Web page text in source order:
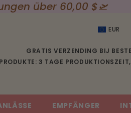
- Rabattcode
EUR
EUR
CHF
GRATIS VERZENDING BIJ
3 TAGE
EMPFÄNGER